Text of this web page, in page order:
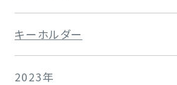
キーホルダー
2023年